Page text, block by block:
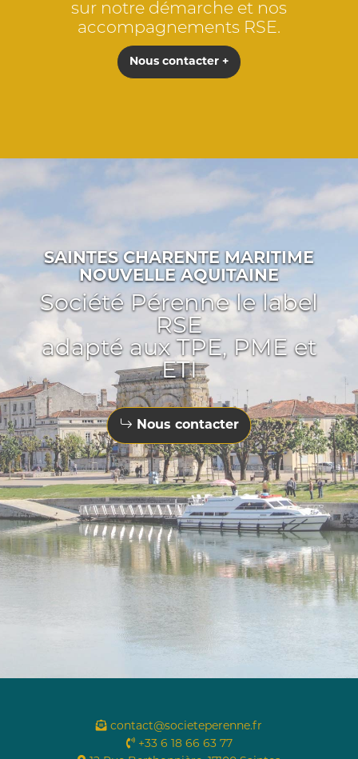
sur notre démarche et nos
accompagnements RSE.
Nous contacter +
SAINTES CHARENTE MARITIME
NOUVELLE AQUITAINE
Société Pérenne le label
RSE
adapté aux TPE, PME et
ETI
Nous contacter
contact@societeperenne.fr
+33 6 18 66 63 77